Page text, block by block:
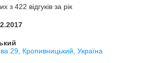
з 422 відгуків за рік
29, Кропивницький, Україна